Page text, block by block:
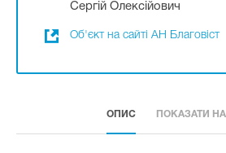
Сергій Олексійович
Об'єкт на сайті АН Благовіст
ОПИС ПОКАЗАТИ НА